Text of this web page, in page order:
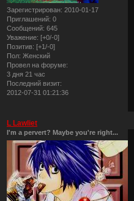
Зарегистрирован: 2010-01-17
Приглашений: 0
Сообщений: 645
Уважение: [+0/-0]
Позитив: [+1/-0]
Пол: Женский
Провел на форуме:
3 дня 21 час
Последний визит:
2012-07-31 01:21:36
L Lawliet
I'm a pervert? Maybe you're right...